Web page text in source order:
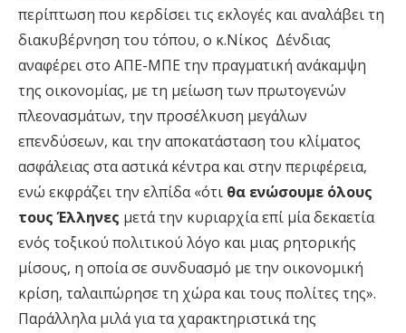
περίπτωση που κερδίσει τις εκλογές και αναλάβει τη
διακυβέρνηση του τόπου, ο κ.Νίκος Δένδιας
αναφέρει στο ΑΠΕ-ΜΠΕ την πραγματική ανάκαμψη
της οικονομίας, με τη μείωση των πρωτογενών
πλεονασμάτων, την προσέλκυση μεγάλων
επενδύσεων, και την αποκατάσταση του κλίματος
ασφάλειας στα αστικά κέντρα και στην περιφέρεια,
ενώ εκφράζει την ελπίδα «ότι θα ενώσουμε όλους
τους Έλληνες μετά την κυριαρχία επί μία δεκαετία
ενός τοξικού πολιτικού λόγο και μιας ρητορικής
μίσους, η οποία σε συνδυασμό με την οικονομική
κρίση, ταλαιπώρησε τη χώρα και τους πολίτες της».
Παράλληλα μιλά για τα χαρακτηριστικά της